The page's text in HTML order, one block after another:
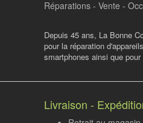
Réparations - Vente -
Depuis 45 ans, La Bonne
pour la réparation
smartphones ainsi que
Livraison -